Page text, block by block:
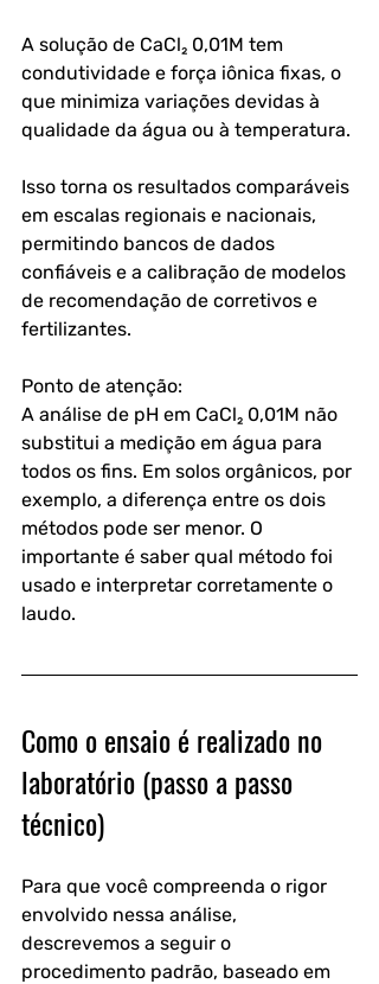
A solução de CaCl₂ 0,01M tem
condutividade e força iônica fixas, o
que minimiza variações devidas à
qualidade da água ou à temperatura.
Isso torna os resultados comparáveis
em escalas regionais e nacionais,
permitindo bancos de dados
confiáveis e a calibração de modelos
de recomendação de corretivos e
fertilizantes.
Ponto de atenção:
A análise de pH em CaCl₂ 0,01M não
substitui a medição em água para
todos os fins. Em solos orgânicos, por
exemplo, a diferença entre os dois
métodos pode ser menor. O
importante é saber qual método foi
usado e interpretar corretamente o
laudo.
Como o ensaio é realizado no
laboratório (passo a passo
técnico)
Para que você compreenda o rigor
envolvido nessa análise,
descrevemos a seguir o
procedimento padrão, baseado em